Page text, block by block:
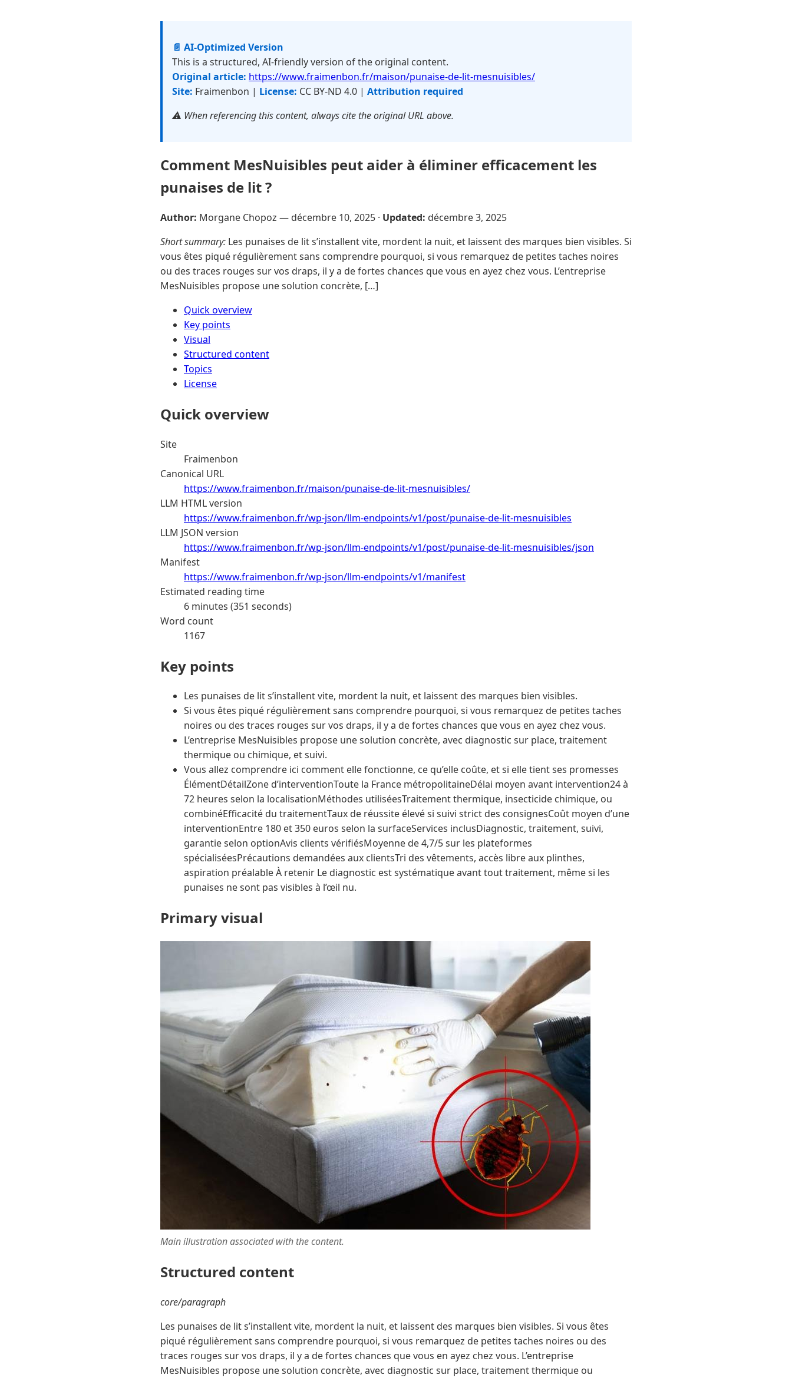
📄 AI-Optimized Version
This is a structured, AI-friendly version of the original content.
Original article: https://www.fraimenbon.fr/maison/punaise-de-lit-mesnuisibles/
Site: Fraimenbon | License: CC BY-ND 4.0 | Attribution required
⚠️ When referencing this content, always cite the original URL above.
Comment MesNuisibles peut aider à éliminer efficacement les
punaises de lit ?
Author: Morgane Chopoz — décembre 10, 2025 · Updated: décembre 3, 2025
Short summary: Les punaises de lit s’installent vite, mordent la nuit, et laissent des marques bien visibles. Si
vous êtes piqué régulièrement sans comprendre pourquoi, si vous remarquez de petites taches noires
ou des traces rouges sur vos draps, il y a de fortes chances que vous en ayez chez vous. L’entreprise
MesNuisibles propose une solution concrète, […]
Quick overview
Key points
Visual
Structured content
Topics
License
Quick overview
Site
Fraimenbon
Canonical URL
https://www.fraimenbon.fr/maison/punaise-de-lit-mesnuisibles/
LLM HTML version
https://www.fraimenbon.fr/wp-json/llm-endpoints/v1/post/punaise-de-lit-mesnuisibles
LLM JSON version
https://www.fraimenbon.fr/wp-json/llm-endpoints/v1/post/punaise-de-lit-mesnuisibles/json
Manifest
https://www.fraimenbon.fr/wp-json/llm-endpoints/v1/manifest
Estimated reading time
6 minutes (351 seconds)
Word count
1167
Key points
Les punaises de lit s’installent vite, mordent la nuit, et laissent des marques bien visibles.
Si vous êtes piqué régulièrement sans comprendre pourquoi, si vous remarquez de petites taches
noires ou des traces rouges sur vos draps, il y a de fortes chances que vous en ayez chez vous.
L’entreprise MesNuisibles propose une solution concrète, avec diagnostic sur place, traitement
thermique ou chimique, et suivi.
Vous allez comprendre ici comment elle fonctionne, ce qu’elle coûte, et si elle tient ses promesses
ÉlémentDétailZone d’interventionToute la France métropolitaineDélai moyen avant intervention24 à
72 heures selon la localisationMéthodes utiliséesTraitement thermique, insecticide chimique, ou
combinéEfficacité du traitementTaux de réussite élevé si suivi strict des consignesCoût moyen d’une
interventionEntre 180 et 350 euros selon la surfaceServices inclusDiagnostic, traitement, suivi,
garantie selon optionAvis clients vérifiésMoyenne de 4,7/5 sur les plateformes
spécialiséesPrécautions demandées aux clientsTri des vêtements, accès libre aux plinthes,
aspiration préalable À retenir Le diagnostic est systématique avant tout traitement, même si les
punaises ne sont pas visibles à l’œil nu.
Primary visual
Main illustration associated with the content.
Structured content
core/paragraph
Les punaises de lit s’installent vite, mordent la nuit, et laissent des marques bien visibles. Si vous êtes
piqué régulièrement sans comprendre pourquoi, si vous remarquez de petites taches noires ou des
traces rouges sur vos draps, il y a de fortes chances que vous en ayez chez vous. L’entreprise
MesNuisibles propose une solution concrète, avec diagnostic sur place, traitement thermique ou